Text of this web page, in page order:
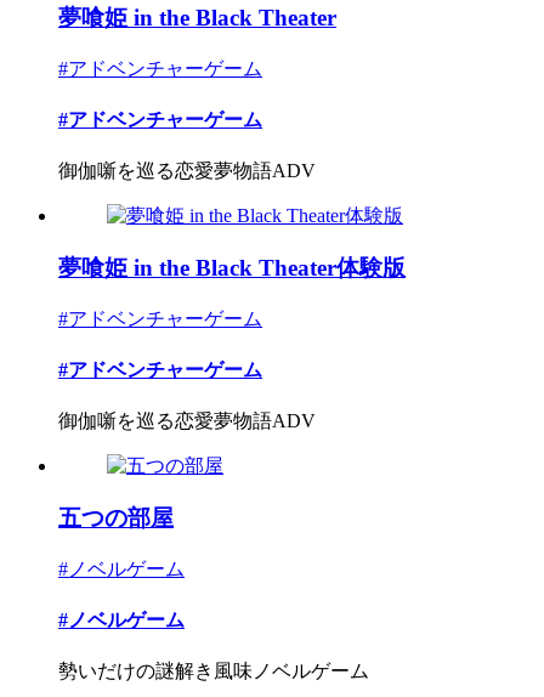
夢喰姫 in the Black Theater
#アドベンチャーゲーム
#アドベンチャーゲーム
御伽噺を巡る恋愛夢物語ADV
夢喰姫 in the Black Theater体験版
#アドベンチャーゲーム
#アドベンチャーゲーム
御伽噺を巡る恋愛夢物語ADV
五つの部屋
#ノベルゲーム
#ノベルゲーム
勢いだけの謎解き風味ノベルゲーム